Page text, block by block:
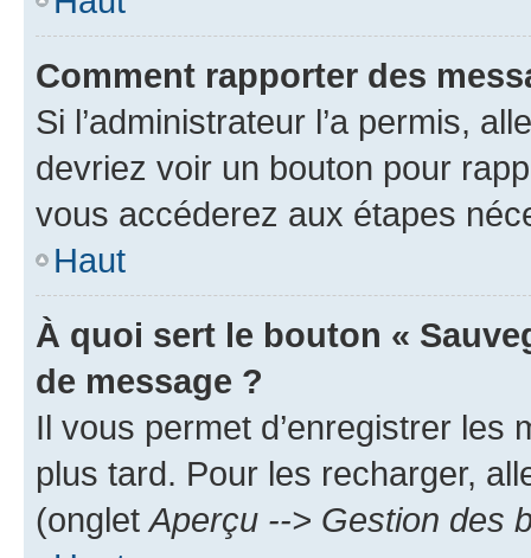
Comment rapporter des
Si l’administrateur l’a permis,
devriez voir un bouton pour
vous accéderez aux étapes
Haut
À quoi sert le bouton «
de message ?
Il vous permet d’enregistrer
plus tard. Pour les recharger,
(ongletAperçu --> Gestion des